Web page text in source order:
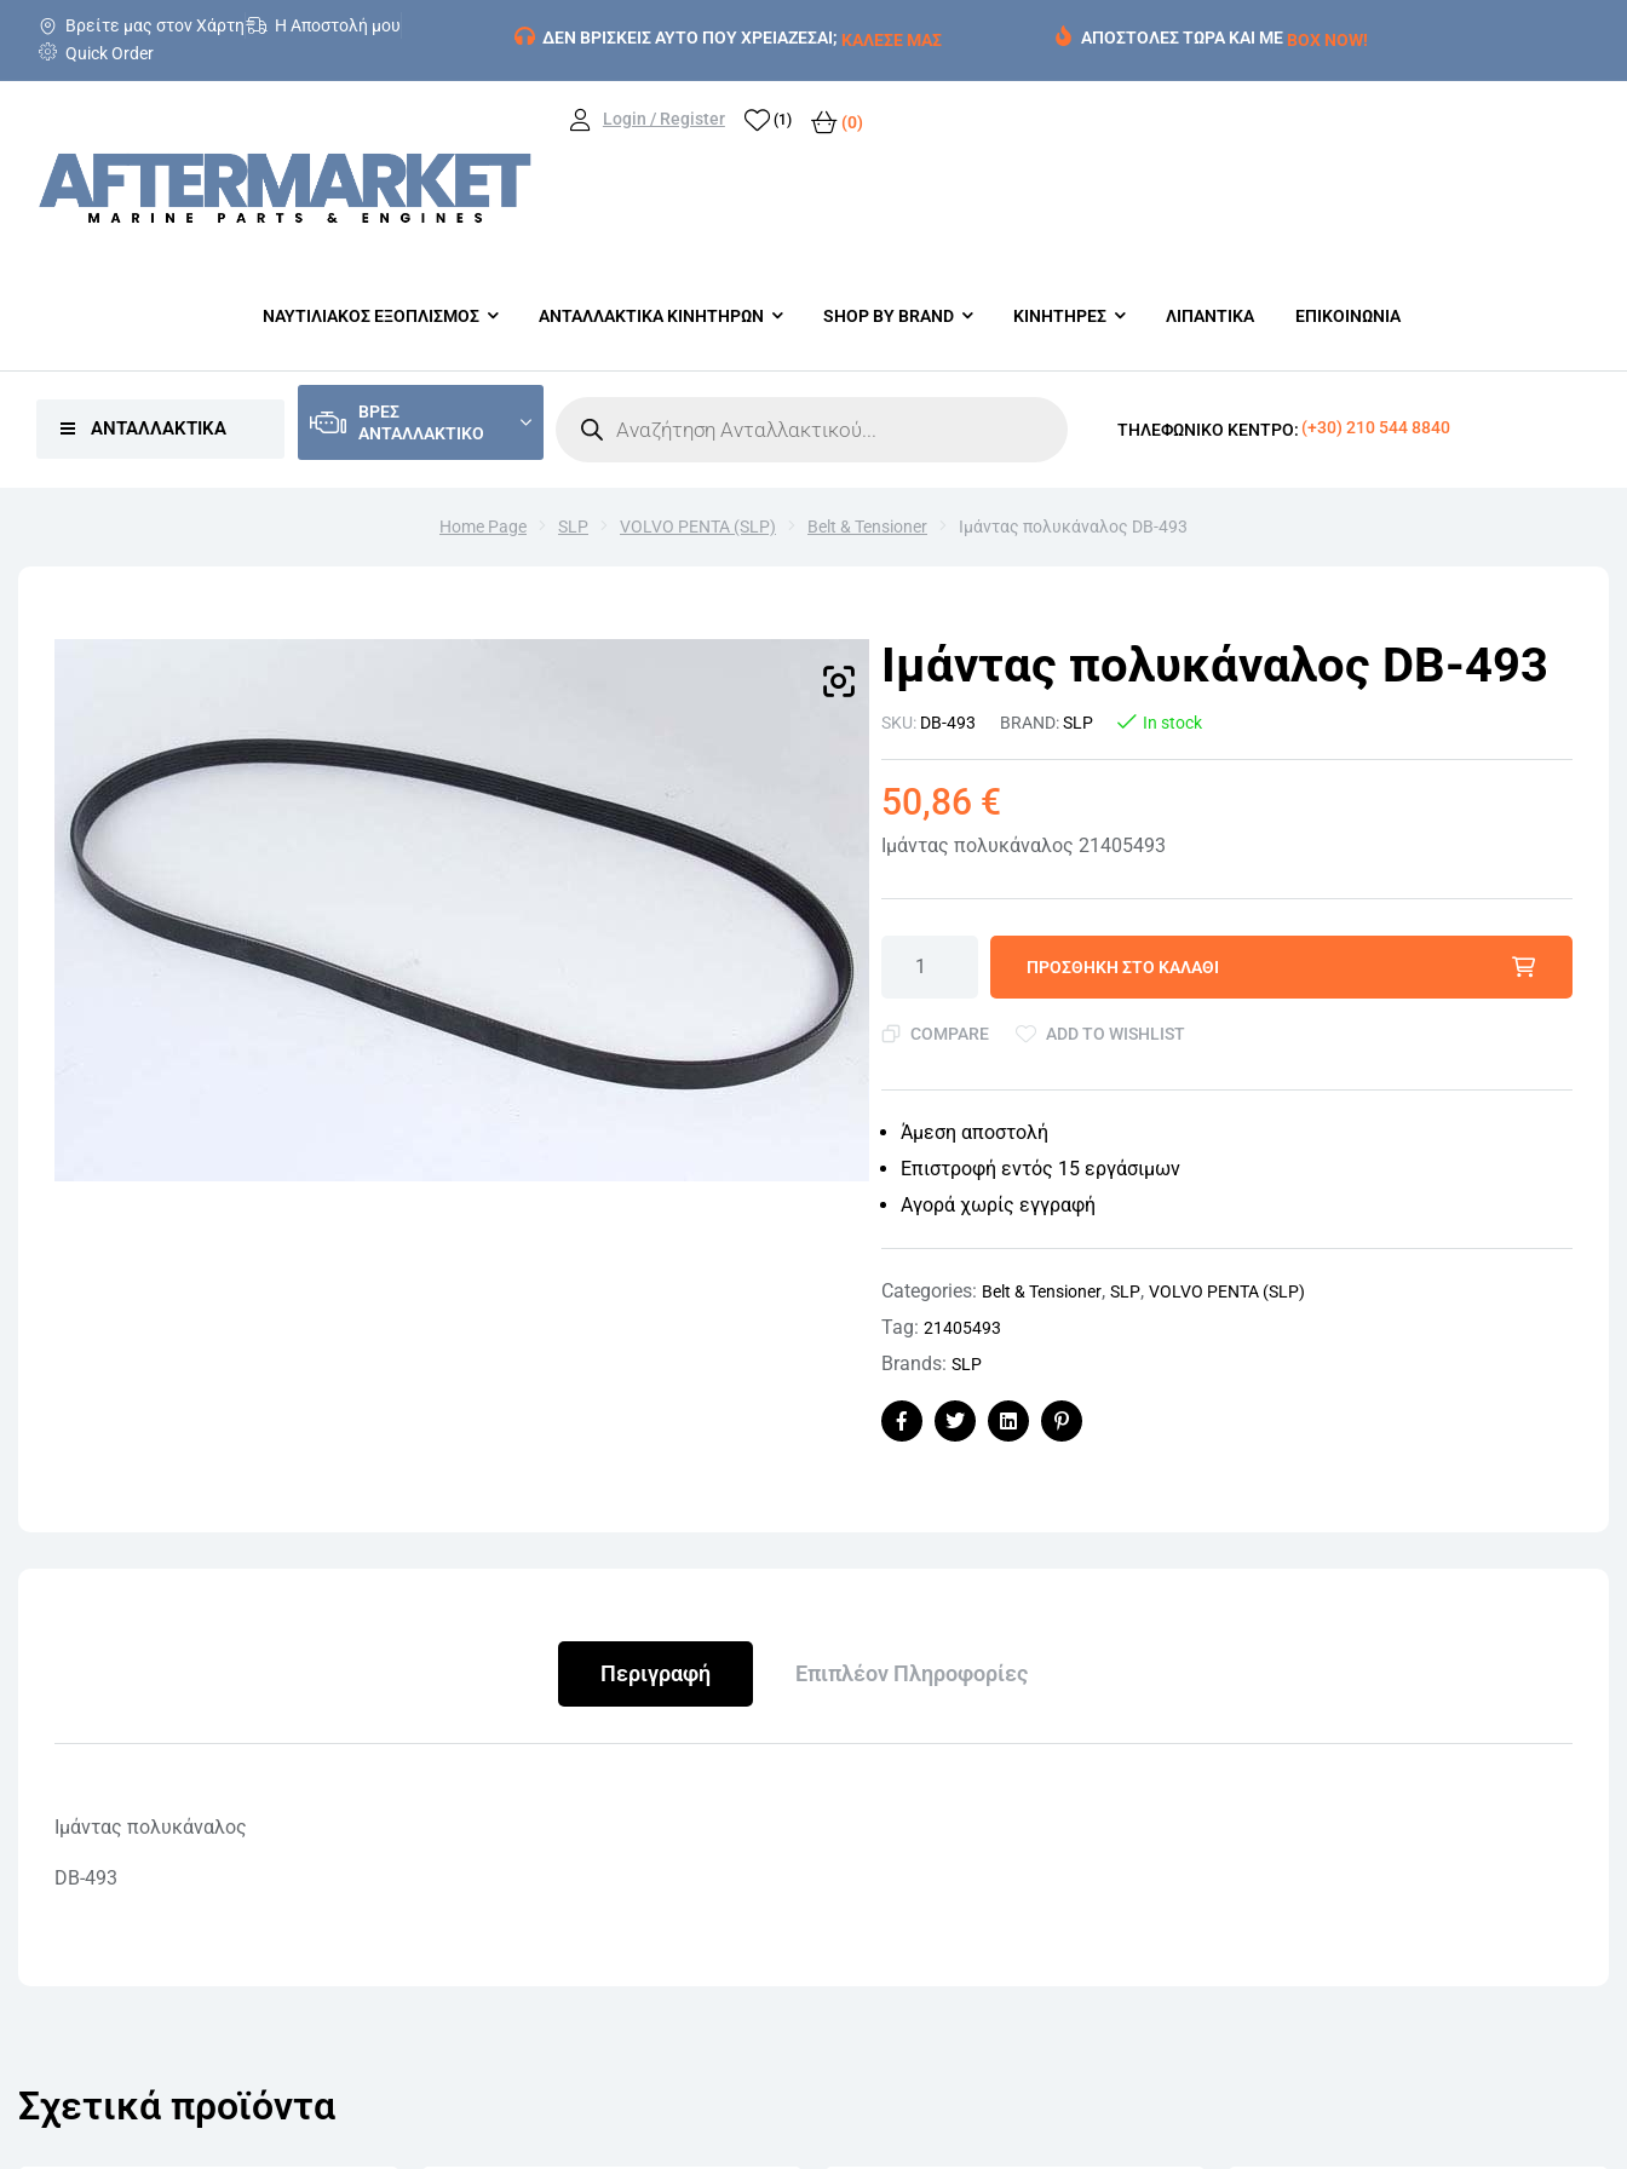
Βρείτε μας στον Χάρτη
Η Αποστολή μου
Quick Order
ΔΕΝ ΒΡΙΣΚΕΙΣ ΑΥΤΟ ΠΟΥ ΧΡΕΙΑΖΕΣΑΙ; ΚΑΛΕΣΕ ΜΑΣ ΑΠΟΣΤΟΛΕΣ ΤΩΡΑ ΚΑΙ ΜΕ BOX NOW!
ΝΑΥΤΙΛΙΑΚΟΣ ΕΞΟΠΛΙΣΜΟΣ ΑΝΤΑΛΛΑΚΤΙΚΑ ΚΙΝΗΤΗΡΩΝ SHOP BY BRAND ΚΙΝΗΤΗΡΕΣ ΛΙΠΑΝΤΙΚΑ ΕΠΙΚΟΙΝΩΝΙΑ
Login / Register (1) (0)
ΑΝΤΑΛΛΑΚΤΙΚΑ
ΒΡΕΣ
ΑΝΤΑΛΛΑΚΤΙΚΟ
ΤΗΛΕΦΩΝΙΚΌ ΚΈΝΤΡΟ: (+30) 210 544 8840
Home Page SLP VOLVO PENTA (SLP) Belt & Tensioner Ιμάντας πολυκάναλος DB-493
Ιμάντας πολυκάναλος DB-493
SKU: DB-493 BRAND:SLP In stock
50,86 €
Ιμάντας πολυκάναλος 21405493
ΠΡΟΣΘΉΚΗ ΣΤΟ ΚΑΛΆΘΙ
COMPARE ADD TO WISHLIST
Άμεση αποστολή
Επιστροφή εντός 15 εργάσιμων
Αγορά χωρίς εγγραφή
Categories: Belt & Tensioner,SLP,VOLVO PENTA (SLP)
Tag:21405493
Brands:SLP
FacebookTwitterLinkedinPinterest
Περιγραφή Επιπλέον Πληροφορίες
Ιμάντας πολυκάναλος
DB-493
Σχετικά προϊόντα